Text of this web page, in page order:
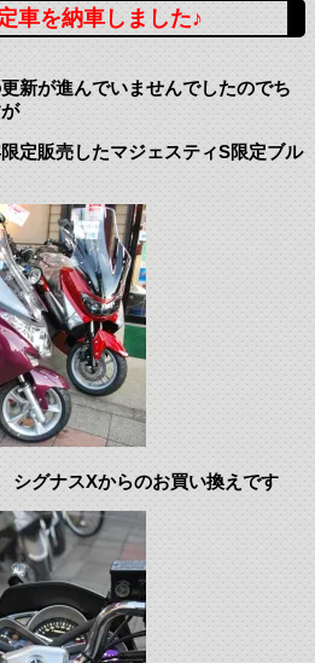
車を納車しました♪
新が進んでいませんでしたのでち
定販売したマジェスティS限定ブル
グナスXからのお買い換えです